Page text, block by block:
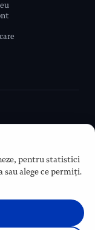
pentru statistici
alege ce permiți.